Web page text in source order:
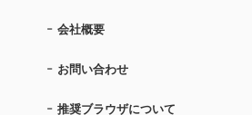
会社概要
お問い合わせ
推奨ブラウザについて